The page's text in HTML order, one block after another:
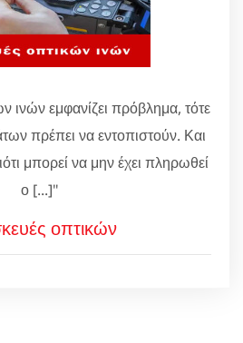
ινών εμφανίζει πρόβλημα, τότε
πρέπει να εντοπιστούν. Και
μπορεί να μην έχει πληρωθεί
ο [...]"
οπτικών